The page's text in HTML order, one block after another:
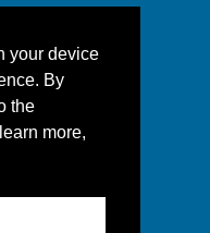
your device
By
the
more,